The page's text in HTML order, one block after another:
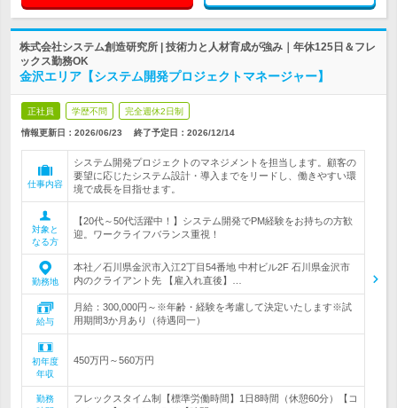
株式会社システム創造研究所 | 技術力と人材育成が強み｜年休125日＆フレ
ックス勤務OK
金沢エリア【システム開発プロジェクトマネージャー】
正社員 学歴不問 完全週休2日制
情報更新日：2026/06/23 終了予定日： 2026/12/14
仕事内容
システム開発プロジェクトのマネジメントを担当します。顧客の
要望に応じたシステム設計・導入までをリードし、働きやすい環
境で成長を目指せます。
対象と
なる方
【20代～50代活躍中！】システム開発でPM経験をお持ちの方歓
迎。ワークライフバランス重視！
勤務地
本社／石川県金沢市入江2丁目54番地 中村ビル2F 石川県金沢市
内のクライアント先 【雇入れ直後】…
給与
月給：300,000円～※年齢・経験を考慮して決定いたします※試
用期間3か月あり（待遇同一）
初年度
年収
450万円～560万円
勤務
フレックスタイム制【標準労働時間】1日8時間（休憩60分）【コ